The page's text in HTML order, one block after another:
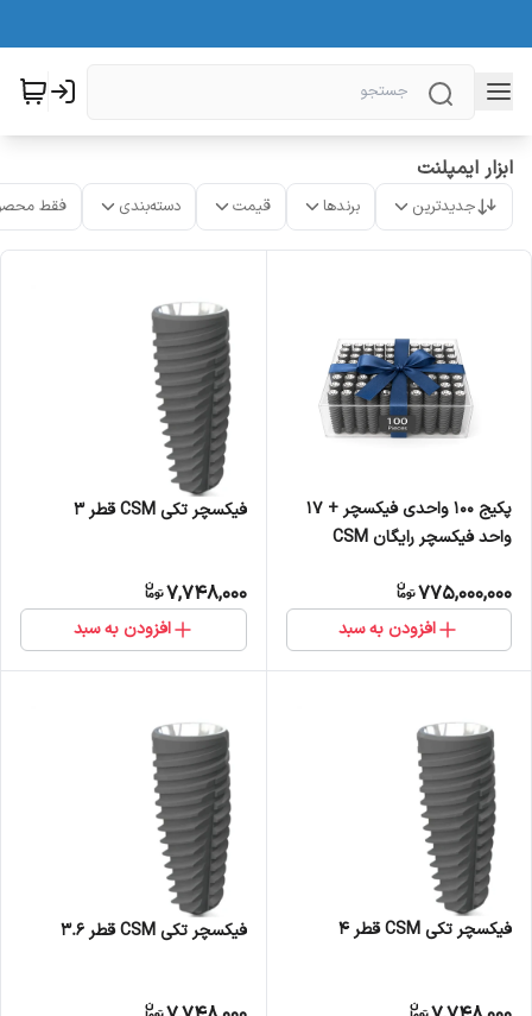
ابزار ایمپلنت
جدیدترین برندها قیمت دسته‌بندی فقط
پکیج 100 واحدی فیکسچر + 17
واحد فیکسچر رایگان CSM
775,000,000
افزودن به سبد
فیکسچر تکی CSM قطر 3
7,748,000
افزودن به سبد
فیکسچر تکی CSM قطر 4 فیکسچر تکی CSM قطر 3.6